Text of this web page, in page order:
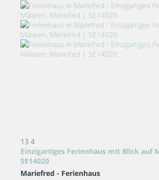
13 4
Einzigartiges Ferienhaus mit Blick auf
SE14020
Mariefred - Ferienhaus